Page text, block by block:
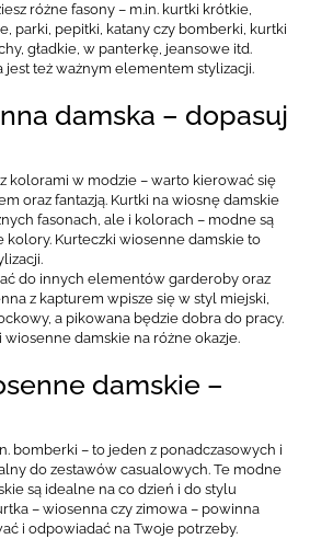
różne fasony – m.in. kurtki krótkie,
parki, pepitki, katany czy bomberki, kurtki
gładkie, w panterkę, jeansowe itd.
jest też ważnym elementem stylizacji.
damska – dopasuj
kolorami w modzie – warto kierować się
oraz fantazją. Kurtki na wiosnę damskie
fasonach, ale i kolorach – modne są
kolory. Kurteczki wiosenne damskie to
do innych elementów garderoby oraz
z kapturem wpisze się w styl miejski,
a pikowana będzie dobra do pracy.
damskie na różne okazje.
damskie –
bomberki – to jeden z ponadczasowych i
do zestawów casualowych. Te modne
są idealne na co dzień i do stylu
– wiosenna czy zimowa – powinna
i odpowiadać na Twoje potrzeby.